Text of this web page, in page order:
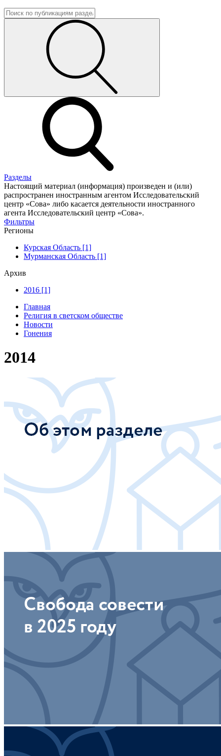
Разделы
Настоящий материал (информация) произведен и (или)
распространен иностранным агентом Исследовательский
центр «Сова» либо касается деятельности иностранного
агента Исследовательский центр «Сова».
Фильтры
Регионы
Курская Область [1]
Мурманская Область [1]
Архив
2016 [1]
Главная
Религия в светском обществе
Новости
Гонения
2014